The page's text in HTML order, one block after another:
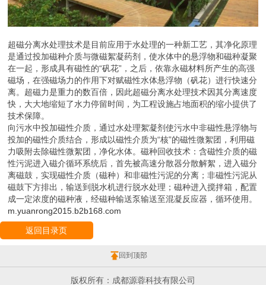
超磁分离水处理技术是目前应用于水处理的一种新工艺，其净化原理
是通过投加磁种介质与微磁絮凝药剂，使水体中的悬浮物和磁种凝聚
在一起，形成具有磁性的“矾花”，之后，依靠永磁材料所产生的高强
磁场，在强磁场力的作用下对赋磁性水体悬浮物（矾花）进行快速分
离。超磁力是重力的数百倍，因此超磁分离水处理技术因其分离速度
快，大大地缩短了水力停留时间，为工程设施占地面积的缩小提供了
技术保障。
向污水中投加磁性介质，通过水处理絮凝剂使污水中非磁性悬浮物与
投加的磁性介质结合，形成以磁性介质为“核”的磁性微絮团，利用磁
力吸附去除磁性微絮团，净化水体。磁种回收技术：含磁性介质的磁
性污泥进入磁介循环系统后，首先被高速分散器分散解絮，进入磁分
离磁鼓，实现磁性介质（磁种）和非磁性污泥的分离；非磁性污泥从
磁鼓下方排出，输送到脱水机进行脱水处理；磁种进入搅拌箱，配置
成一定浓度的磁种液，经磁种输送泵输送至混凝反应器，循环使用。
m.yuanrong2015.b2b168.com
返回目录页
回到顶部
版权所有：成都源蓉科技有限公司